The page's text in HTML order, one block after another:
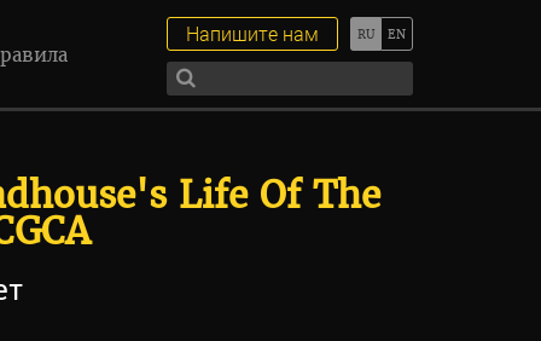
Напишите нам
Life Of The